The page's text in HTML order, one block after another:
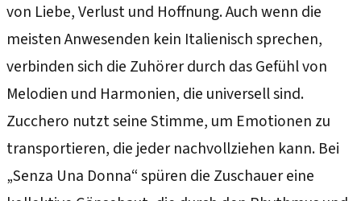
von Liebe, Verlust und Hoffnung. Auch wenn die
meisten Anwesenden kein Italienisch sprechen,
verbinden sich die Zuhörer durch das Gefühl von
Melodien und Harmonien, die universell sind.
Zucchero nutzt seine Stimme, um Emotionen zu
transportieren, die jeder nachvollziehen kann. Bei
„Senza Una Donna“ spüren die Zuschauer eine